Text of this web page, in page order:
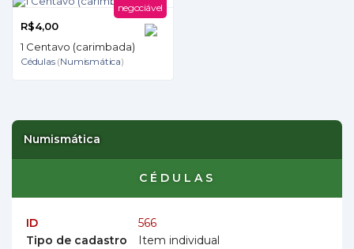
negociável
R$4,00
1 Centavo (carimbada)
Cédulas(Numismática)
Numismática
CÉDULAS
ID
566
Tipo de cadastro
Item individual